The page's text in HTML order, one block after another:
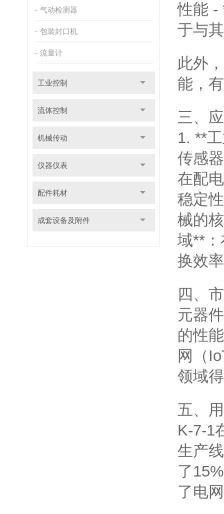
气动检测器
包装封口机
流量计
工业控制
流体控制
机械传动
仪器仪表
配件耗材
成套设备及附件
性能 -
于与
此外
能，
三、
1. **
传感
在配
稳定
械的
域**
换效
四、
元器
的性
网（
领域
五、
K-7-1
生产
了
了电